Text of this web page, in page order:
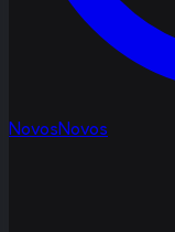
NovosNovos